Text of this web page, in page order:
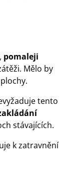
pomaleji
Mělo by
tento
stávajících.
k zatravnění